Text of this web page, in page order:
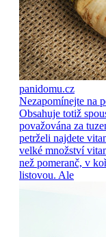
panidomu.cz
Nezapomínejte na
Obsahuje totiž
považována za
petrželi najdete
velké množství
než pomeranč, v
listovou. Ale